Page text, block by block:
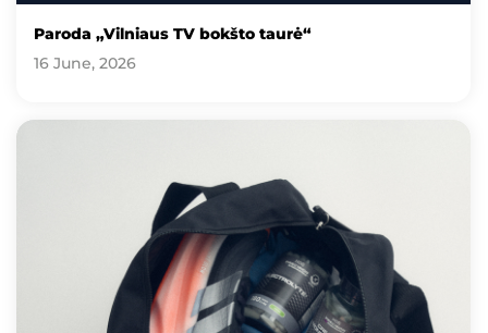
Paroda „Vilniaus TV bokšto taurė“
16 June, 2026